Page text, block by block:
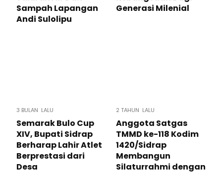
Sampah Lapangan
Andi Sulolipu
Generasi Milenial
3 BULAN LALU
Semarak Bulo Cup
XIV, Bupati Sidrap
Berharap Lahir Atlet
Berprestasi dari
Desa
2 TAHUN LALU
Anggota Satgas
TMMD ke-118 Kodim
1420/Sidrap
Membangun
Silaturrahmi dengan